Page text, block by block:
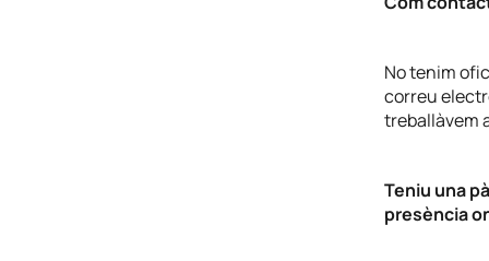
No tenim
correu
treballàvem
Teniu una
presència